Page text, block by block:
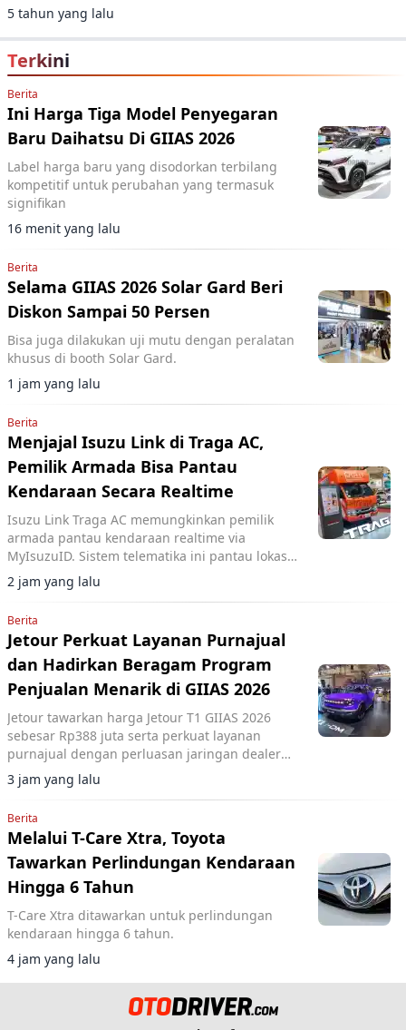
5 tahun yang lalu
Terkini
Berita
Ini Harga Tiga Model Penyegaran
Baru Daihatsu Di GIIAS 2026
Label harga baru yang disodorkan terbilang
kompetitif untuk perubahan yang termasuk
signifikan
16 menit yang lalu
Berita
Selama GIIAS 2026 Solar Gard Beri
Diskon Sampai 50 Persen
Bisa juga dilakukan uji mutu dengan peralatan
khusus di booth Solar Gard.
1 jam yang lalu
Berita
Menjajal Isuzu Link di Traga AC,
Pemilik Armada Bisa Pantau
Kendaraan Secara Realtime
Isuzu Link Traga AC memungkinkan pemilik
armada pantau kendaraan realtime via
MyIsuzuID. Sistem telematika ini pantau lokasi,
kecepatan, dan operasional kendaraan.
2 jam yang lalu
Berita
Jetour Perkuat Layanan Purnajual
dan Hadirkan Beragam Program
Penjualan Menarik di GIIAS 2026
Jetour tawarkan harga Jetour T1 GIIAS 2026
sebesar Rp388 juta serta perkuat layanan
purnajual dengan perluasan jaringan dealer
hingga 40 showroom di GIIAS 2026.
3 jam yang lalu
Berita
Melalui T-Care Xtra, Toyota
Tawarkan Perlindungan Kendaraan
Hingga 6 Tahun
T-Care Xtra ditawarkan untuk perlindungan
kendaraan hingga 6 tahun.
4 jam yang lalu